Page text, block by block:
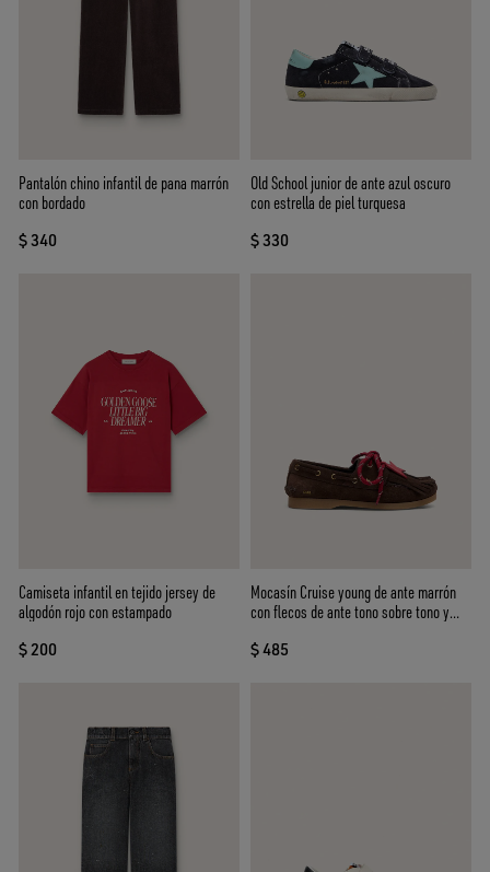
Pantalón chino infantil de pana marrón
con bordado
$ 340
Old School junior de ante azul oscuro
con estrella de piel turquesa
$ 330
Camiseta infantil en tejido jersey de
algodón rojo con estampado
$ 200
Mocasín Cruise young de ante marrón
con flecos de ante tono sobre tono y
$ 485